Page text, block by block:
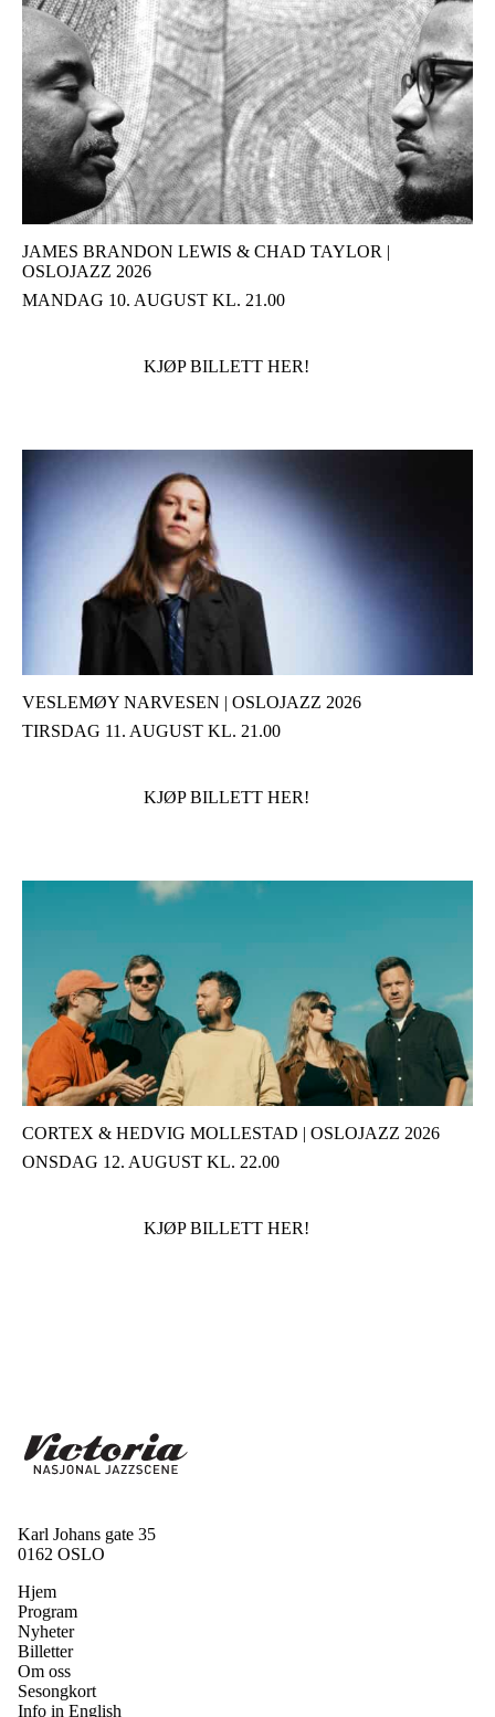
JAMES BRANDON LEWIS & CHAD TAYLOR |
OSLOJAZZ 2026
MANDAG 10. AUGUST KL. 21.00
KJØP BILLETT HER!
VESLEMØY NARVESEN | OSLOJAZZ 2026
TIRSDAG 11. AUGUST KL. 21.00
KJØP BILLETT HER!
CORTEX & HEDVIG MOLLESTAD | OSLOJAZZ 2026
ONSDAG 12. AUGUST KL. 22.00
KJØP BILLETT HER!
Karl Johans gate 35
0162 OSLO
Hjem
Program
Nyheter
Billetter
Om oss
Sesongkort
Info in English